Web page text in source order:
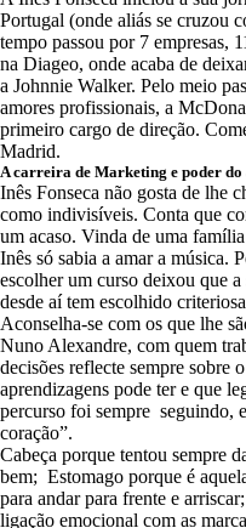
Portugal (onde aliás se cruzou
tempo passou por 7 empresas,
na Diageo, onde acaba de
a Johnnie Walker. Pelo meio
amores profissionais, a
primeiro cargo de direção.
Madrid.
A carreira de Marketing e poder do
Inês Fonseca não gosta de lhe
como indivisíveis. Conta que
um acaso. Vinda de uma
Inês só sabia a amar a música.
escolher um curso deixou que a
desde aí tem escolhido
Aconselha-se com os que lhe
Nuno Alexandre, com quem
decisões reflecte sempre sobre
aprendizagens pode ter e que
percurso foi sempre seguindo,
coração”.
Cabeça porque tentou sempre
bem; Estomago porque é
para andar para frente e
ligação emocional com as